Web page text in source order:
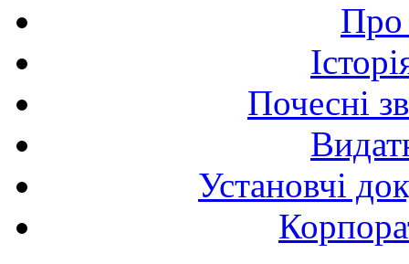
Про
Почесні
Установчі